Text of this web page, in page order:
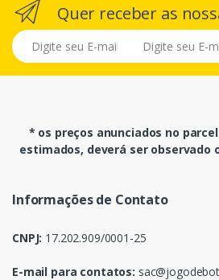
Quer receber as
E-mail
* os preços anunciados no
estimados, deverá ser observado
Informações de Contato
CNPJ: 17.202.909/0001-25
E-mail para contatos: